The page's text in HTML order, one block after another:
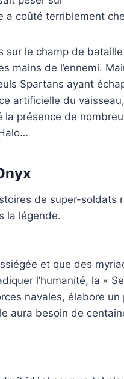
coûté terriblement
sur le champ de
mains de l’ennemi.
Spartans ayant
artificielle du
la présence de
de super-soldats
la légende.
et que des
l’humanité, la «
navales, élabore un
aura besoin de